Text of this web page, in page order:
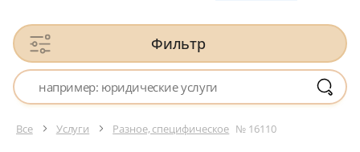
Фильтр
Все Услуги Разное, специфическое № 16110